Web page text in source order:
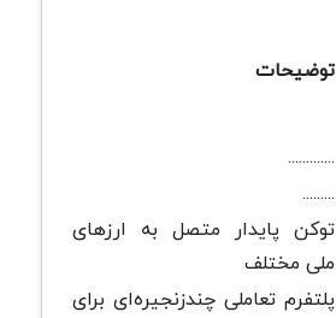
توضیحات
.............
.........
توکن پایدار متصل به ارزهای
ملی مختلف
پلتفرم تعاملی چندزنجیره‌ای برای